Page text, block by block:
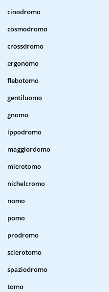
cinodromo
cosmodromo
crossdromo
ergonomo
flebotomo
gentiluomo
gnomo
ippodromo
maggiordomo
microtomo
nichelcromo
nomo
pomo
prodromo
sclerotomo
spaziodromo
tomo